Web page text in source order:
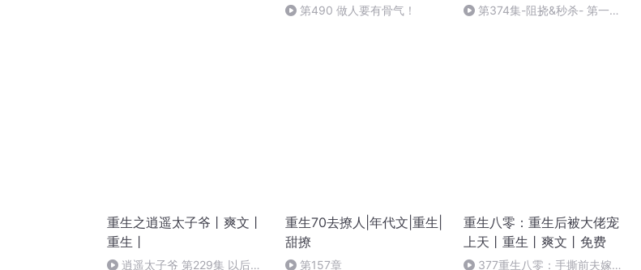
第490 做人要有骨气！
第374集-阻挠&秒杀- 第一季
重生之逍遥太子爷丨爽文丨
重生丨
逍遥太子爷 第229集 以后大
重生70去撩人|年代文|重生|
甜撩
第157章
重生八零：重生后被大佬宠
上天丨重生丨爽文丨免费
377重生八零：手撕前夫嫁军